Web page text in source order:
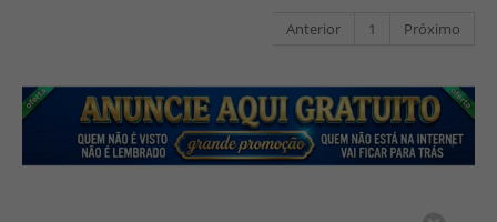
Anterior 1 Próximo